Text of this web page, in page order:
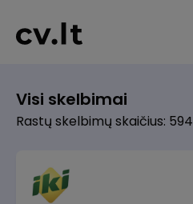
Visi skelbimai
Rastų skelbimų skaičius: 594